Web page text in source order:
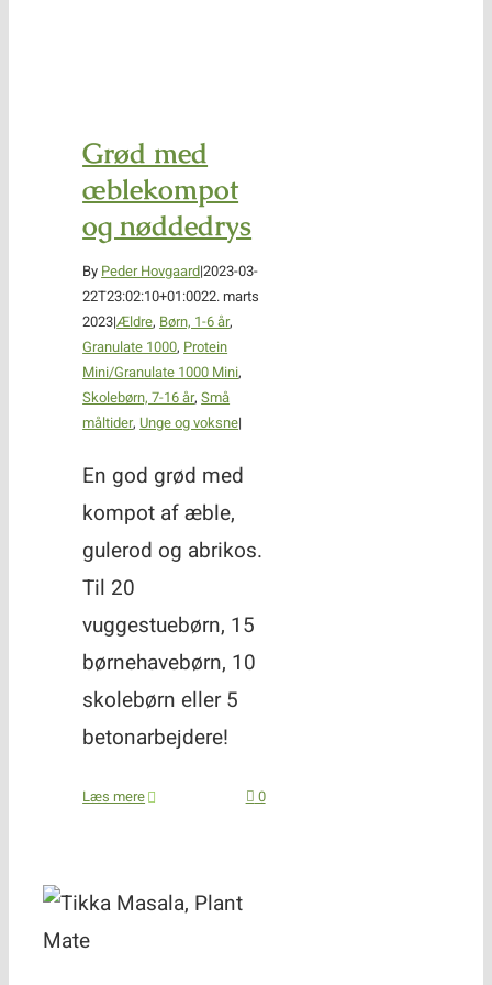
Grød med
æblekompot
og nøddedrys
By Peder Hovgaard|2023-03-
22T23:02:10+01:0022. marts
2023|Ældre, Børn, 1-6 år,
Granulate 1000, Protein
Mini/Granulate 1000 Mini,
Skolebørn, 7-16 år,Små
måltider, Unge og voksne|
En god grød med
kompot af æble,
gulerod og abrikos.
Til 20
vuggestuebørn, 15
børnehavebørn, 10
skolebørn eller 5
betonarbejdere!
Læs mere 0